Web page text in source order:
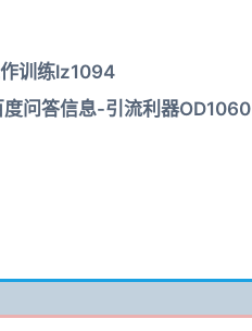
训练lz1094
问答信息-引流利器OD1060